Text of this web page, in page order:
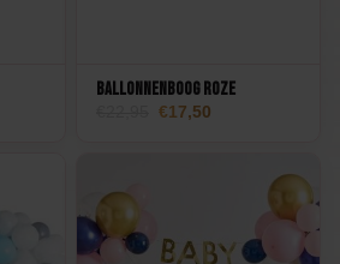
Ballonnenboog Roze
Oorspronkelijke
17,50